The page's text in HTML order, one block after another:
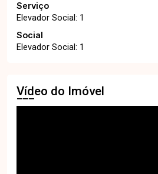
Serviço
Elevador Social: 1
Social
Elevador Social: 1
Vídeo do Imóvel